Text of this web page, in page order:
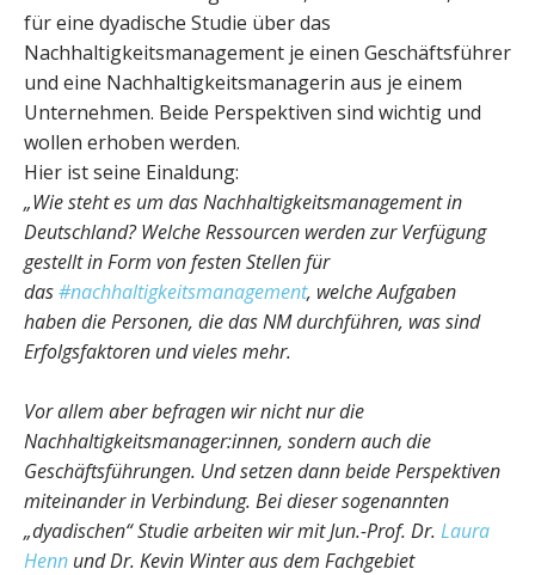
für eine dyadische Studie über das
Nachhaltigkeitsmanagement je einen Geschäftsführer
und eine Nachhaltigkeitsmanagerin aus je einem
Unternehmen. Beide Perspektiven sind wichtig und
wollen erhoben werden.
Hier ist seine Einaldung:
„Wie steht es um das Nachhaltigkeitsmanagement in
Deutschland? Welche Ressourcen werden zur Verfügung
gestellt in Form von festen Stellen für
das#nachhaltigkeitsmanagement, welche Aufgaben
haben die Personen, die das NM durchführen, was sind
Erfolgsfaktoren und vieles mehr.
Vor allem aber befragen wir nicht nur die
Nachhaltigkeitsmanager:innen, sondern auch die
Geschäftsführungen. Und setzen dann beide Perspektiven
miteinander in Verbindung. Bei dieser sogenannten
„dyadischen“ Studie arbeiten wir mit Jun.-Prof. Dr. Laura
Henn und Dr. Kevin Winter aus dem Fachgebiet